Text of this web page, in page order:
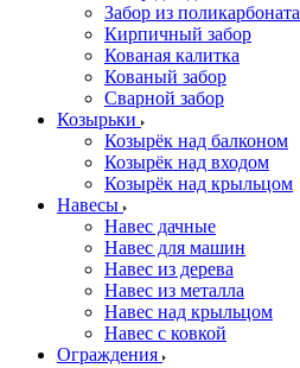
Забор из поликарбоната
Кирпичный забор
Кованая калитка
Кованый забор
Сварной забор
Козырьки
Козырёк над балконом
Козырёк над входом
Козырёк над крыльцом
Навесы
Навес дачные
Навес для машин
Навес из дерева
Навес из металла
Навес над крыльцом
Навес с ковкой
Ограждения